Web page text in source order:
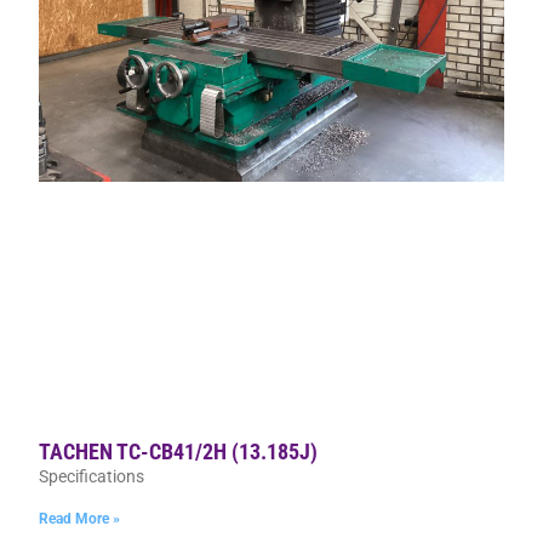
TACHEN TC-CB41/2H (13.185J)
Specifications
Read More »